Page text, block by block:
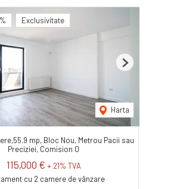
Exclusivitate
Harta
Next
mp, Bloc Nou, Metrou Pacii sau
Preciziei, Comision 0
115,000 € + 21% TVA
cu 2 camere de vânzare